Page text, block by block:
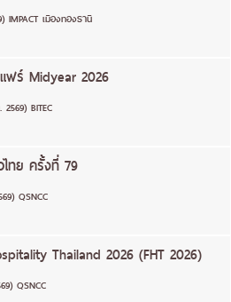
IMPACT เมืองทองธานี
ฟร์ Midyear 2026
BITEC
ไทย ครั้งที่ 79
QSNCC
Thailand 2026 (FHT 2026)
QSNCC